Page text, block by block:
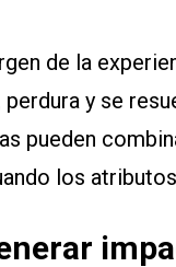
de la
y se
pueden
los